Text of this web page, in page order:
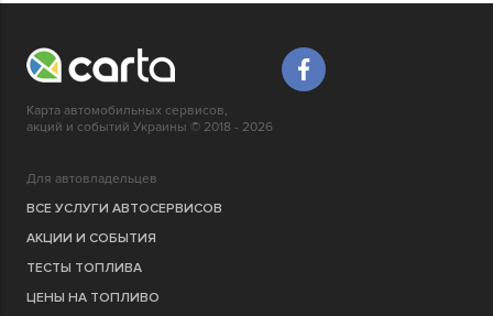
Карта автомобильных сервисов,
акций и событий Украины © 2018 - 2026
Для автовладельцев
ВСЕ УСЛУГИ АВТОСЕРВИСОВ
АКЦИИ И СОБЫТИЯ
ТЕСТЫ ТОПЛИВА
ЦЕНЫ НА ТОПЛИВО